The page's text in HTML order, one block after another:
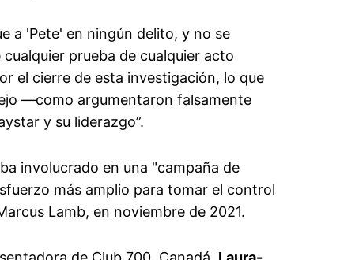
a 'Pete' en ningún delito, y no se
prueba de cualquier acto
el cierre de esta investigación, lo que
—como argumentaron falsamente
y su liderazgo”.
involucrado en una "campaña de
más amplio para tomar el control
Lamb, en noviembre de 2021.